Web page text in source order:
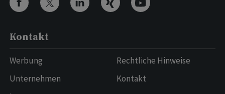
Kontakt
Werbung
Unternehmen
Rechtliche Hinweise
Kontakt